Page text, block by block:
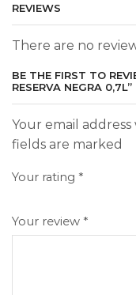
REVIEWS
There are no
BE THE FIRST TO
RESERVA NEGRA 0,7L”
Your email
fields are marked
Your rating *
Your review *